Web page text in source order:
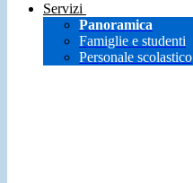
Servizi
Panoramica
Famiglie e studenti
Personale scolastico